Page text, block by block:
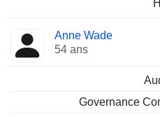
Anne Wade
54 ans
Governance